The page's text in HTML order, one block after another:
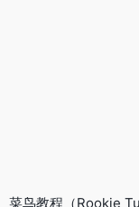
菜鸟教程（Rookie